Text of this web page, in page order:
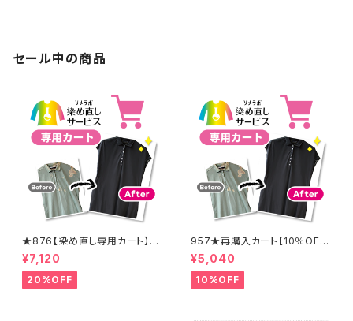
セール中の商品
★876【染め直し専用カート】8
900円
¥7,120
20%OFF
957★再購入カート【10％OF
F】
¥5,040
10%OFF